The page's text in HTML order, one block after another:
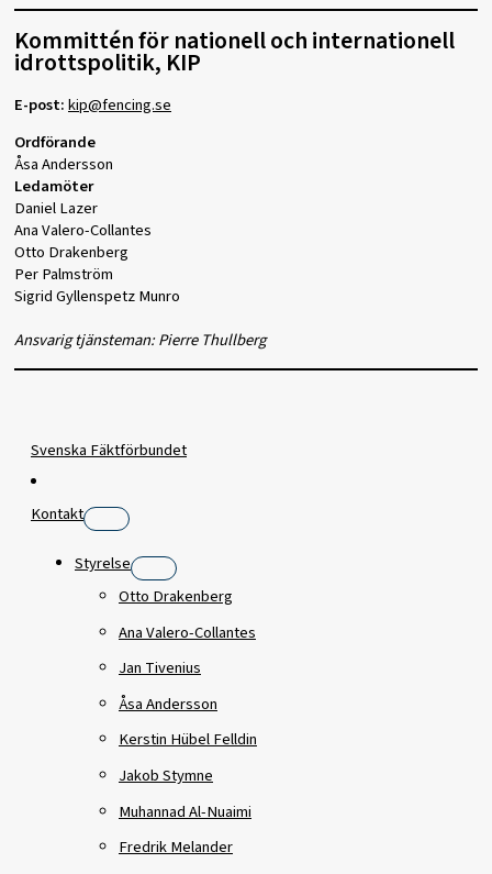
Kommittén för nationell och internationell
idrottspolitik, KIP
E-post:kip@fencing.se
Ordförande
Åsa Andersson
Ledamöter
Daniel Lazer
Ana Valero-Collantes
Otto Drakenberg
Per Palmström
Sigrid Gyllenspetz Munro
Ansvarig tjänsteman: Pierre Thullberg
Svenska Fäktförbundet
Kontakt
Styrelse
Otto Drakenberg
Ana Valero-Collantes
Jan Tivenius
Åsa Andersson
Kerstin Hübel Felldin
Jakob Stymne
Muhannad Al-Nuaimi
Fredrik Melander